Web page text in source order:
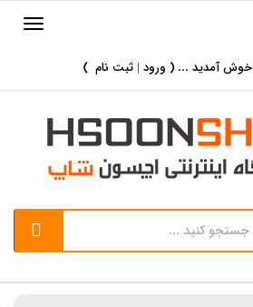
خوش آمدید ... ( ورود | ثبت نام )